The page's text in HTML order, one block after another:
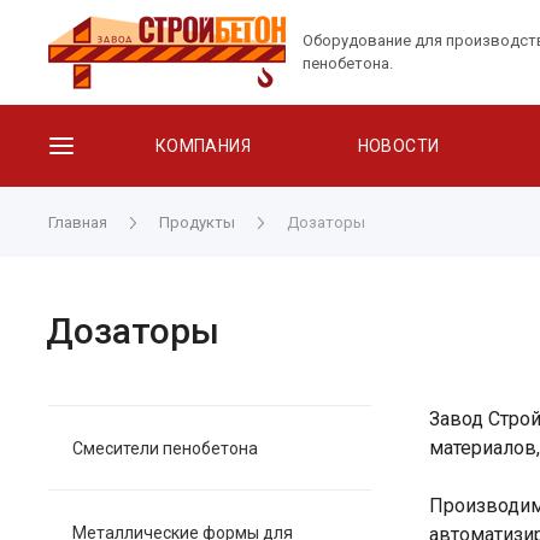
Оборудование для
пенобетона.
КОМПАНИЯ НОВОСТИ
Главная Продукты Дозаторы
Дозаторы
Завод
Смесители пенобетона
Металлические формы для